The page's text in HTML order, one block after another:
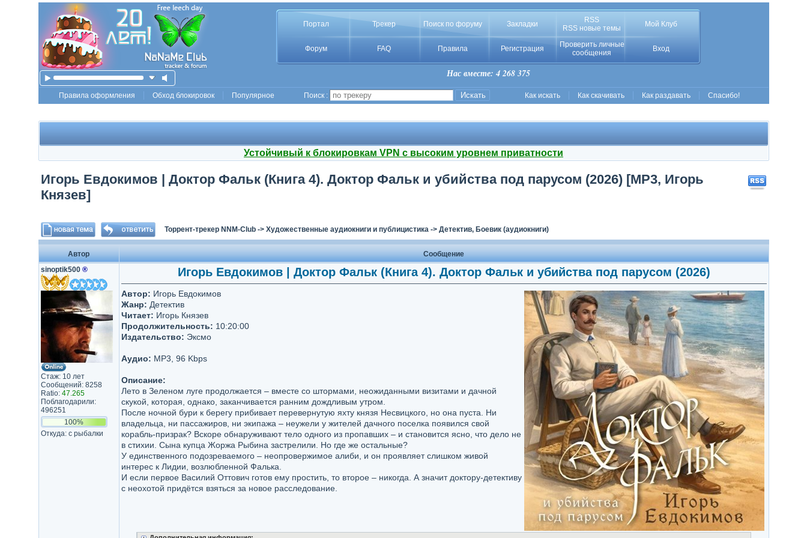
Портал Трекер Поиск по форуму Закладки
RSS
RSS новые темы
Мой Клуб
Форум FAQ Правила Регистрация
Проверить личные
сообщения
Вход
Нас вместе: 4 268 375
Правила оформления Обход блокировок Популярное Поиск : Как искать Как скачивать Как раздавать Спасибо!
Устойчивый к блокировкам VPN с высоким уровнем приватности
Игорь Евдокимов | Доктор Фальк (Книга 4). Доктор Фальк и убийства под парусом (2026) [MP3, Игорь
Князев]
Торрент-трекер NNM-Club-> Художественные аудиокниги и публицистика-> Детектив, Боевик (аудиокниги)
Автор
Сообщение
sinoptik500 ®
Стаж: 10 лет
Сообщений: 8258
Ratio: 47.265
Поблагодарили:
496251
100%
Откуда: с рыбалки
Игорь Евдокимов | Доктор Фальк (Книга 4). Доктор Фальк и убийства под парусом (2026)
Автор: Игорь Евдокимов
Жанр: Детектив
Читает: Игорь Князев
Продолжительность: 10:20:00
Издательство: Эксмо
Аудио: MP3, 96 Kbps
Описание:
Лето в Зеленом луге продолжается – вместе со штормами, неожиданными визитами и дачной
скукой, которая, однако, заканчивается ранним дождливым утром.
После ночной бури к берегу прибивает перевернутую яхту князя Несвицкого, но она пуста. Ни
владельца, ни пассажиров, ни экипажа – неужели у жителей дачного поселка появился свой
корабль-призрак? Вскоре обнаруживают тело одного из пропавших – и становится ясно, что дело не
в стихии. Сына купца Жоржа Рыбина застрелили. Но где же остальные?
У единственного подозреваемого – неопровержимое алиби, и он проявляет слишком живой
интерес к Лидии, возлюбленной Фалька.
И если первое Василий Оттович готов ему простить, то второе – никогда. А значит доктору-детективу
с неохотой придётся взяться за новое расследование.